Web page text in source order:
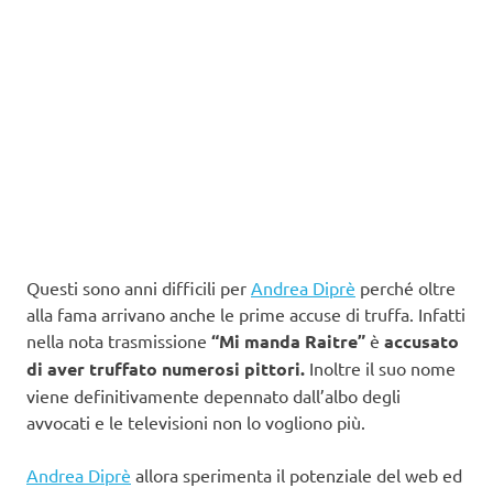
Questi sono anni difficili per Andrea Diprè perché oltre
alla fama arrivano anche le prime accuse di truffa. Infatti
nella nota trasmissione “Mi manda Raitre” è accusato
di aver truffato numerosi pittori. Inoltre il suo nome
viene definitivamente depennato dall’albo degli
avvocati e le televisioni non lo vogliono più.
Andrea Diprè allora sperimenta il potenziale del web ed